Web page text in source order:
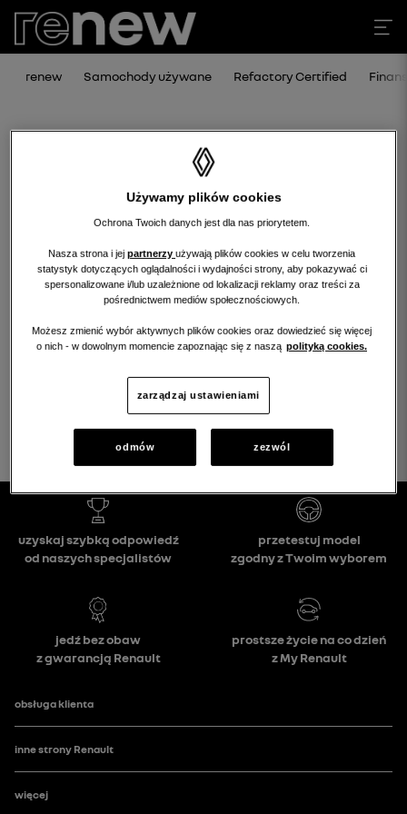
renew Samochody używane Refactory Certified
Niestety, wybrany dealer nie ma
obecnie żadnych ofert w tej kategorii.
Wróć na stronę główną.
wróć na stronę główną
Używamy plików cookies
Ochrona Twoich danych jest dla nas priorytetem.
Nasza strona i jej partnerzy używają plików cookies w celu tworzenia
statystyk dotyczących oglądalności i wydajności strony, aby pokazywać ci
spersonalizowane i/lub uzależnione od lokalizacji reklamy oraz treści za
pośrednictwem mediów społecznościowych.
Możesz zmienić wybór aktywnych plików cookies oraz dowiedzieć się więcej
o nich - w dowolnym momencie zapoznając się z naszą polityką cookies.
zarządzaj ustawieniami
odmów zezwól